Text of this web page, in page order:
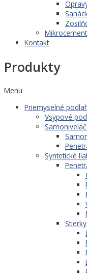
Kontakt
Produkty
Menu
Priemyselné
Vsypové
Syntetické
Stierky